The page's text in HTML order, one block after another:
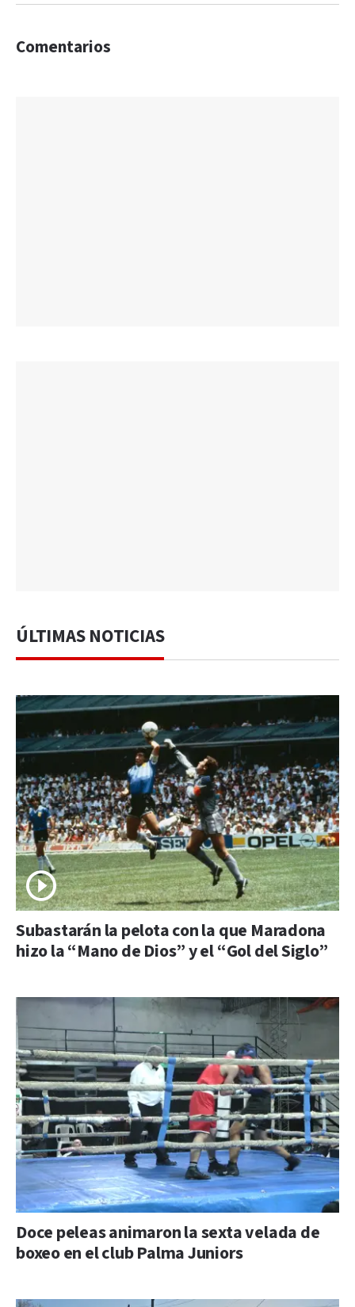
Comentarios
ÚLTIMAS NOTICIAS
Subastarán la pelota con la que Maradona
hizo la “Mano de Dios” y el “Gol del Siglo”
Doce peleas animaron la sexta velada de
boxeo en el club Palma Juniors